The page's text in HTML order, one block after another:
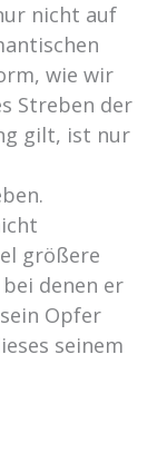
nicht auf
wie wir
Streben der
gilt, ist nur
größere
denen er
Opfer
seinem